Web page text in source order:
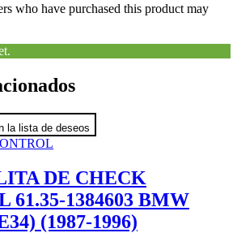
who have purchased this product may
la lista de deseos
DE CHECK
61.35-1384603 BMW
(1987-1996)